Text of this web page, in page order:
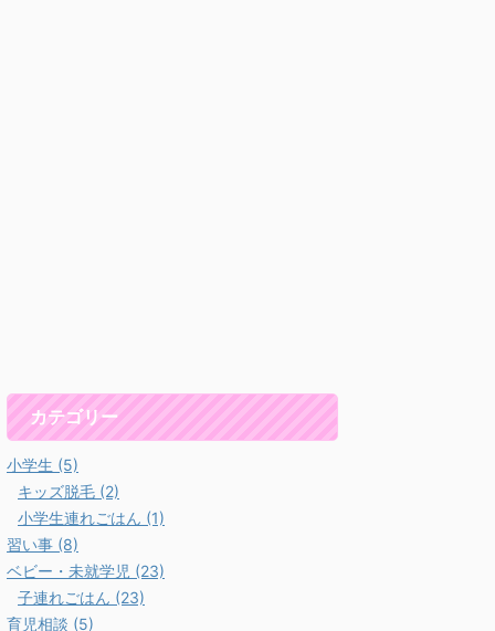
カテゴリー
小学生 (5)
キッズ脱毛 (2)
小学生連れごはん (1)
習い事 (8)
ベビー・未就学児 (23)
子連れごはん (23)
育児相談 (5)